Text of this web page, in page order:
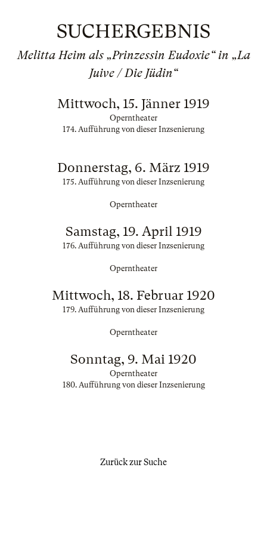
SUCHERGEBNIS
Melitta Heim als „Prinzessin Eudoxie“ in „La
Juive / Die Jüdin“
Mittwoch, 15. Jänner 1919
Operntheater
174. Aufführung von dieser Inzsenierung
Donnerstag, 6. März 1919
175. Aufführung von dieser Inzsenierung
Operntheater
Samstag, 19. April 1919
176. Aufführung von dieser Inzsenierung
Operntheater
Mittwoch, 18. Februar 1920
179. Aufführung von dieser Inzsenierung
Operntheater
Sonntag, 9. Mai 1920
Operntheater
180. Aufführung von dieser Inzsenierung
Zurück zur Suche